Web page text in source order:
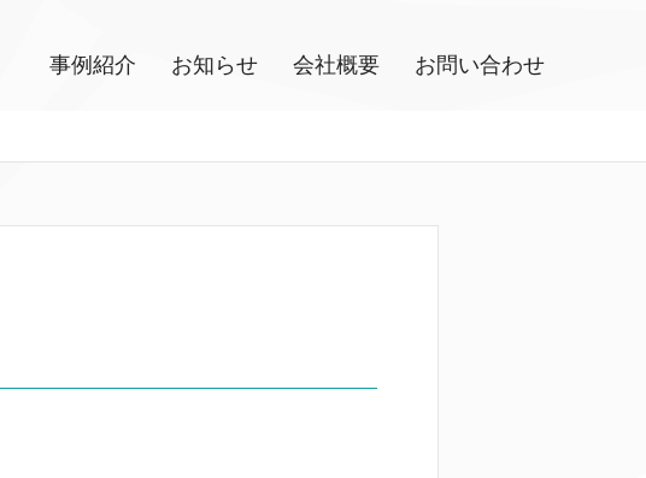
事例紹介 お知らせ 会社概要 お問い合わせ